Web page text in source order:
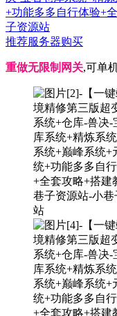
推荐服务器购买
重做无限制网关,可单